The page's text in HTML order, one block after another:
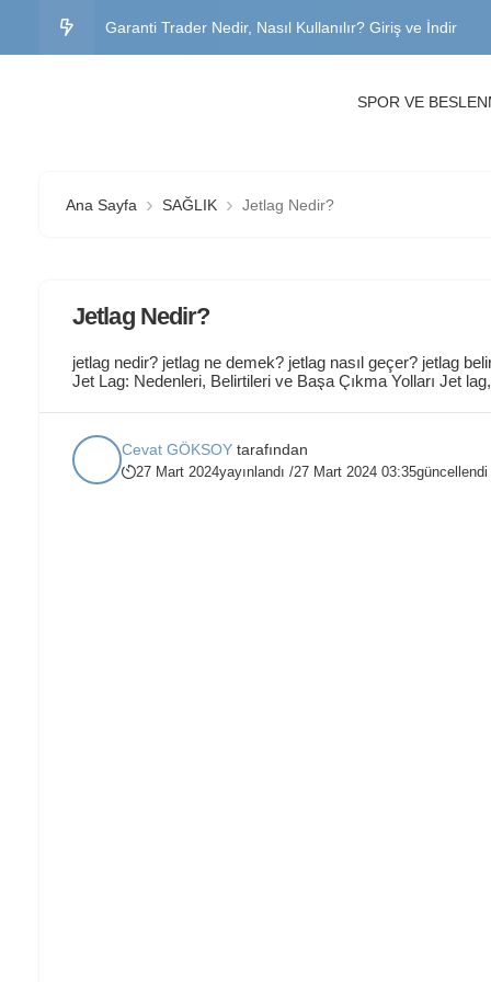
Garanti Trader Nedir, Nasıl Kullanılır? Giriş ve İndir
SPOR VE
Ana Sayfa SAĞLIK Jetlag Nedir?
Jetlag Nedir?
jetlag nedir? jetlag ne demek? jetlag nasıl geçer? jetlag
Jet Lag: Nedenleri, Belirtileri ve Başa Çıkma Yolları Jet
değişikliklerine uyum sağlamak zor...
Cevat GÖKSOY tarafından
27 Mart 2024yayınlandı /27 Mart 2024 03:35güncellendi